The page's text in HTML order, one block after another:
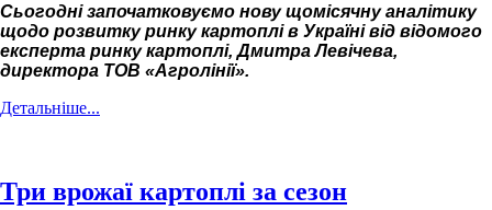
Сьогодні започатковуємо нову щомісячну аналітику
щодо розвитку ринку картоплі в Україні від відомого
експерта ринку картоплі, Дмитра Левічева,
директора ТОВ «Агролінії».
Детальніше...
Три врожаї картоплі за сезон